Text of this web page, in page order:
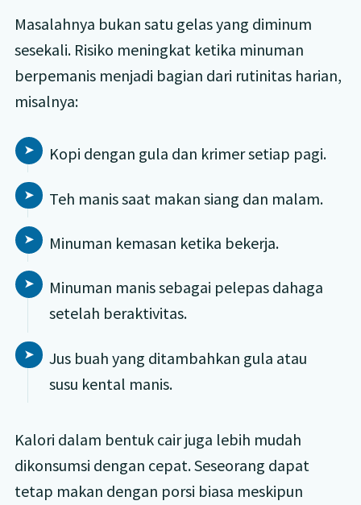
Masalahnya bukan satu gelas yang diminum
sesekali. Risiko meningkat ketika minuman
berpemanis menjadi bagian dari rutinitas harian,
misalnya:
Kopi dengan gula dan krimer setiap pagi.
Teh manis saat makan siang dan malam.
Minuman kemasan ketika bekerja.
Minuman manis sebagai pelepas dahaga
setelah beraktivitas.
Jus buah yang ditambahkan gula atau
susu kental manis.
Kalori dalam bentuk cair juga lebih mudah
dikonsumsi dengan cepat. Seseorang dapat
tetap makan dengan porsi biasa meskipun